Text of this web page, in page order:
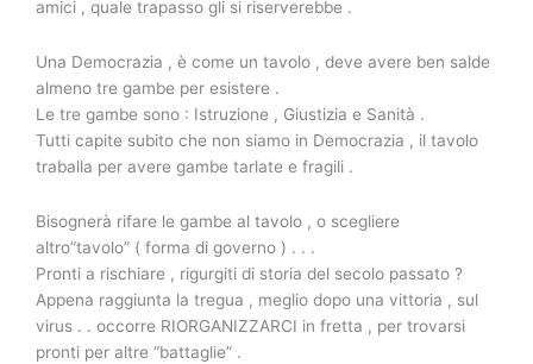
amici , quale trapasso gli si riserverebbe .
Una Democrazia , è come un tavolo , deve avere ben salde
almeno tre gambe per esistere .
Le tre gambe sono : Istruzione , Giustizia e Sanità .
Tutti capite subito che non siamo in Democrazia , il tavolo
traballa per avere gambe tarlate e fragili .
Bisognerà rifare le gambe al tavolo , o scegliere
altro”tavolo” ( forma di governo ) . . .
Pronti a rischiare , rigurgiti di storia del secolo passato ?
Appena raggiunta la tregua , meglio dopo una vittoria , sul
virus . . occorre RIORGANIZZARCI in fretta , per trovarsi
pronti per altre “battaglie” .